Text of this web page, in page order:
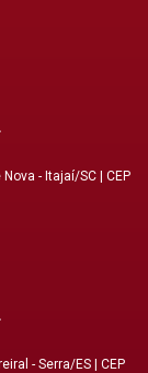
- Itajaí/SC | CEP
- Serra/ES | CEP